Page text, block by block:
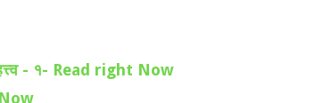
- १- Read right Now